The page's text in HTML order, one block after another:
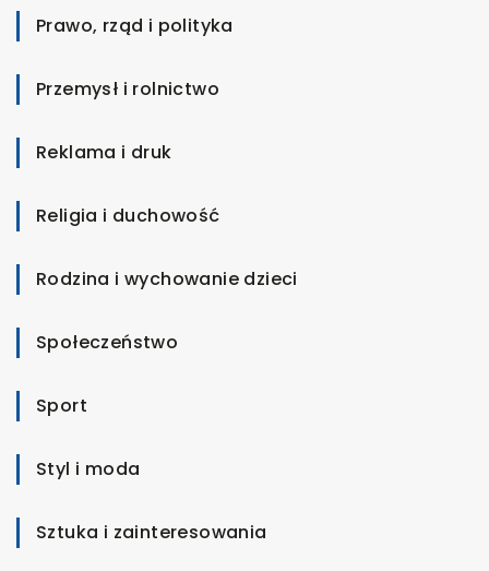
Prawo, rząd i polityka
Przemysł i rolnictwo
Reklama i druk
Religia i duchowość
Rodzina i wychowanie dzieci
Społeczeństwo
Sport
Styl i moda
Sztuka i zainteresowania